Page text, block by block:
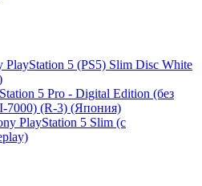
PlayStation 5 (PS5) Slim Disc White
5 Pro - Digital Edition (без
7000) (R-3) (Япония)
PlayStation 5 Slim (с